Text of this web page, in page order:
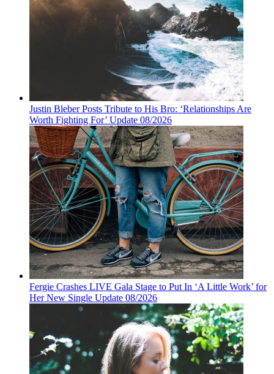
Justin Bleber Posts Tribute to His Bro: ‘Relationships Are
Worth Fighting For’ Update 08/2026
Fergie Crashes LIVE Gala Stage to Put In ‘A Little Work’ for
Her New Single Update 08/2026